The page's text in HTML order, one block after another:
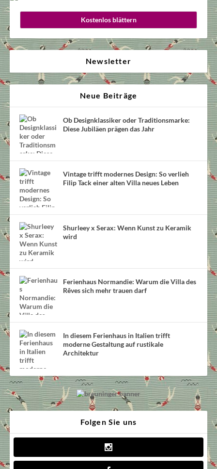
Kostenlos blättern
Newsletter
Neue Beiträge
Ob Designklassiker oder Traditionsmarke:
Diese Jubiläen prägen das Jahr
Vintage trifft modernes Design: So verlieh
Filip Tack einer alten Villa neues Leben
Shurleey x Serax: Wenn Kunst zu Keramik
wird
Ferienhaus Normandie: Warum die Villa des
Rêves sich mehr trauen darf
In diesem Ferienhaus in Italien trifft
moderne Gestaltung auf rustikale
Architektur
Folgen Sie uns